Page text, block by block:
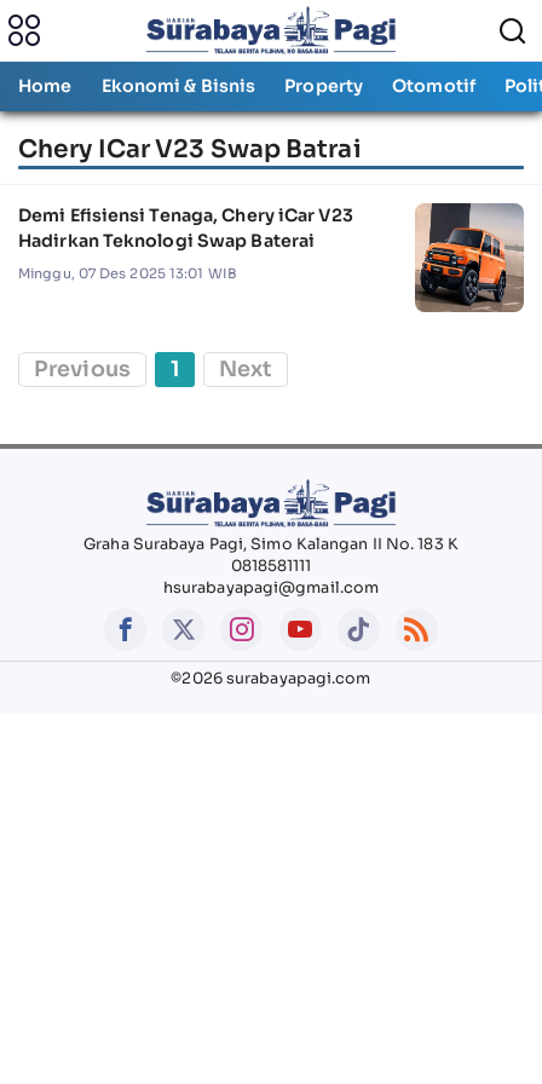
Home Ekonomi & Bisnis Property Otomotif
Chery ICar V23 Swap Batrai
Demi Efisiensi Tenaga, Chery iCar V23
Hadirkan Teknologi Swap Baterai
Minggu, 07 Des 2025 13:01 WIB
Previous 1 Next
Graha Surabaya Pagi, Simo Kalangan II No. 183 K
0818581111
hsurabayapagi@gmail.com
©2026 surabayapagi.com